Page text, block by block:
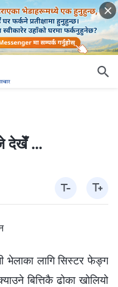
जे देखेँ …
भेलाका लागि सिस्टर फेङ्ग
बित्तिकै ढोका खोलियो